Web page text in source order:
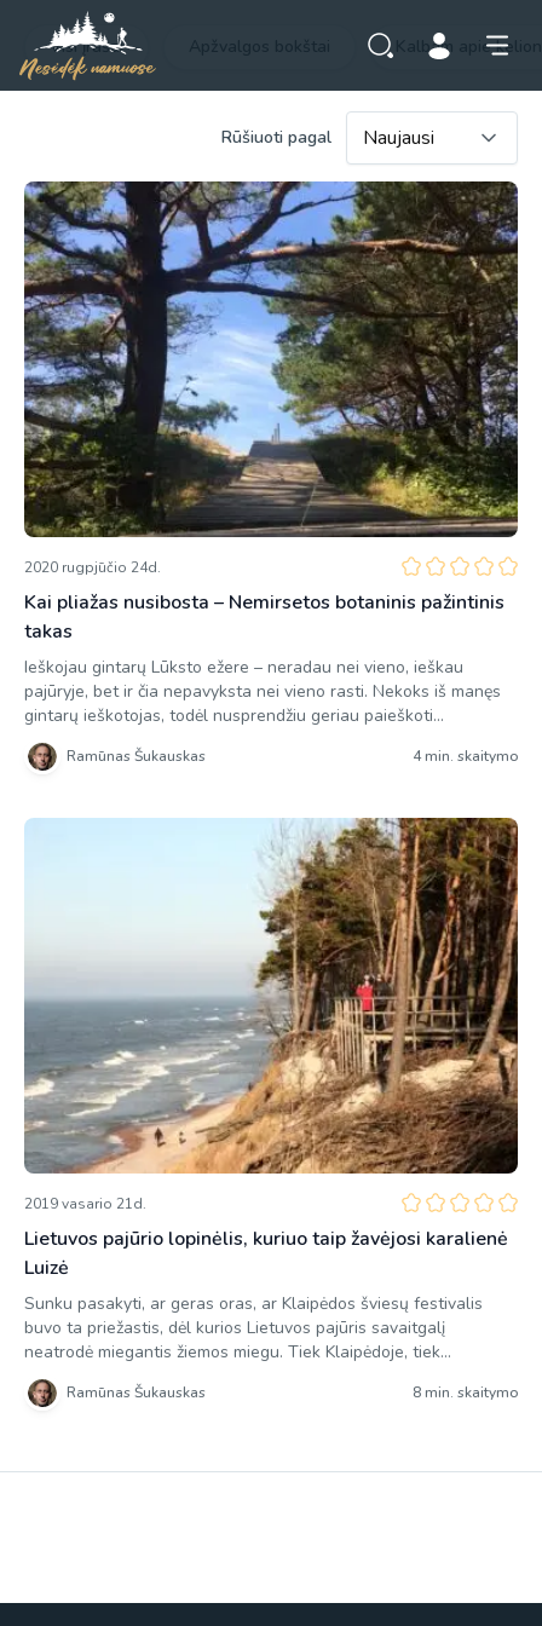
Visi įrašai Kalbam apie
Rūšiuoti pagal
2020 rugpjūčio 24d.
Kai pliažas nusibosta – Nemirsetos botaninis pažintinis
takas
Ieškojau gintarų Lūksto ežere – neradau nei vieno, ieškau
pajūryje, bet ir čia nepavyksta nei vieno rasti. Nekoks iš manęs
gintarų ieškotojas, todėl nusprendžiu geriau paieškoti
Nemirsetos pažintinio tako, apie kurį informacijos internete ypač
mažai, tartum jis koks karinis objektas būtų. Pažintinis takas tai
Ramūnas Šukauskas 4 min. skaitymo
2019 vasario 21d.
Lietuvos pajūrio lopinėlis, kuriuo taip žavėjosi karalienė
Luizė
Sunku pasakyti, ar geras oras, ar Klaipėdos šviesų festivalis
buvo ta priežastis, dėl kurios Lietuvos pajūris savaitgalį
neatrodė miegantis žiemos miegu. Tiek Klaipėdoje, tiek
Palangoje šurmuliavo minios žmonių ir tik Karklė atrodė dar kiek
apsnūdusi. Tačiau taip atrodė tik iš pirmo žvilgsnio, nes vos pora
Ramūnas Šukauskas 8 min. skaitymo